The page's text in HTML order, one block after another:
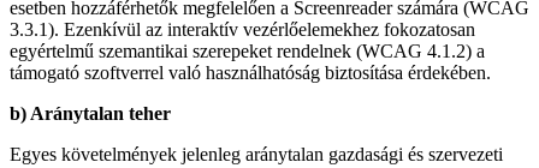
esetben hozzáférhetők megfelelően a Screenreader számára (WCAG
3.3.1). Ezenkívül az interaktív vezérlőelemekhez fokozatosan
egyértelmű szemantikai szerepeket rendelnek (WCAG 4.1.2) a
támogató szoftverrel való használhatóság biztosítása érdekében.
b) Aránytalan teher
Egyes követelmények jelenleg aránytalan gazdasági és szervezeti